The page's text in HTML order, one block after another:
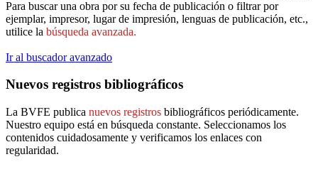
Para buscar una obra por su fecha de publicación o filtrar por
ejemplar, impresor, lugar de impresión, lenguas de publicación, etc.,
utilice la búsqueda avanzada.
Ir al buscador avanzado
Nuevos registros bibliográficos
La BVFE publica nuevos registros bibliográficos periódicamente.
Nuestro equipo está en búsqueda constante. Seleccionamos los
contenidos cuidadosamente y verificamos los enlaces con
regularidad.